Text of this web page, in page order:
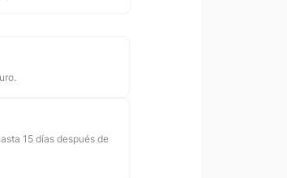
15 días después de